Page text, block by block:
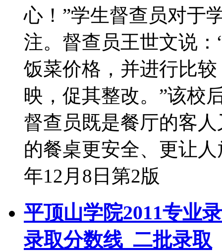
心！”学生督查员对于
注。督查员王世文说
饭菜价格，并进行比
映，促其整改。”该校
督查员既是餐厅的客
的餐桌更安全、更让
年12月8日第2版
平顶山学院2011专业
录取分数线_二批录取